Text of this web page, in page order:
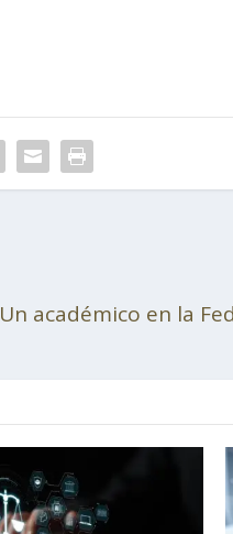
Un académico en la